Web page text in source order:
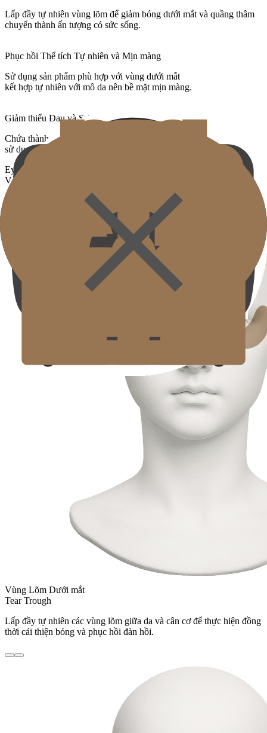
Lấp đầy tự nhiên vùng lõm để giảm bóng dưới mắt và quầng thâm
chuyển thành ấn tượng có sức sống.
Phục hồi Thể tích Tự nhiên và Mịn màng
Sử dụng sản phẩm phù hợp với vùng dưới mắt
kết hợp tự nhiên với mô da nên bề mặt mịn màng.
Giảm thiểu Đau và Sưng
Chứa thành phần gây tê cục bộ,
sử dụng cannula nhỏ để giảm phát sinh bầm và sưng.
Eye filler Treatment
Vùng có thể thực hiện Custom Under-eye Filler
Vùng Lõm Dưới mắt
Tear Trough
Lấp đầy tự nhiên các vùng lõm giữa da và cân cơ để thực hiện đồng
thời cải thiện bóng và phục hồi đàn hồi.